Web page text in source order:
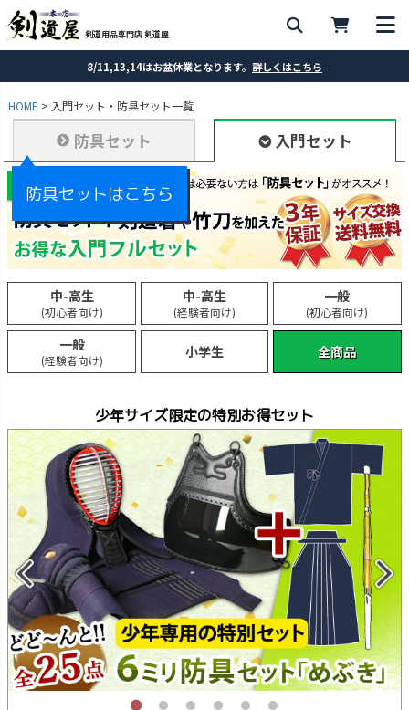
剣道用品専門店 剣道屋
8/11,13,14はお盆休業となります。 詳しくはこちら
HOME 入門セット・防具セット一覧
防具セットはこちら
防具セット 入門セット
中-高生
(初心者向け)
中-高生
(経験者向け)
一般
(初心者向け)
一般
(経験者向け) 小学生 全商品
少年サイズ限定の特別お得セット